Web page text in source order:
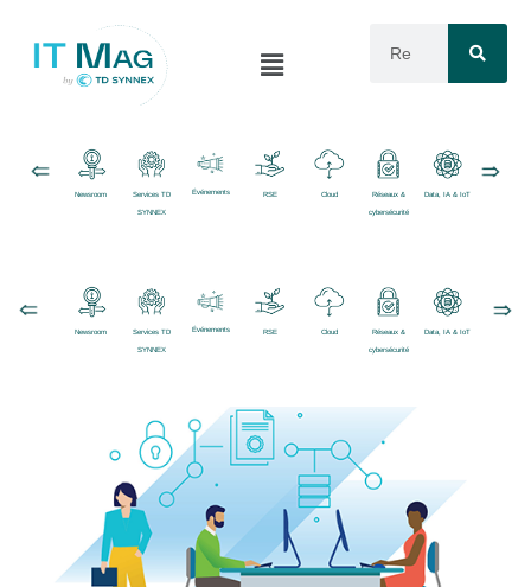
Newsroom Services TD
SYNNEX
Événements RSE Cloud Réseaux &
cybersécurité
Data, IA & IoT
Newsroom Services TD
SYNNEX
Événements RSE Cloud Réseaux &
cybersécurité
Data, IA & IoT